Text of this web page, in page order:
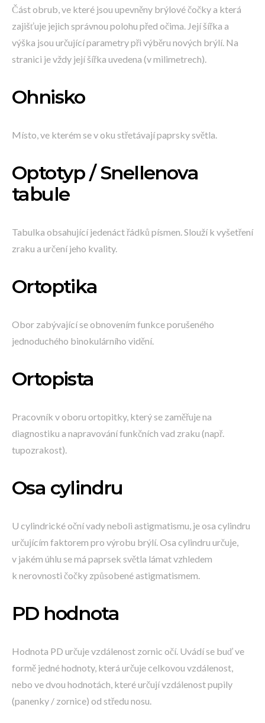
Část obrub, ve které jsou upevněny brýlové čočky a která
zajišťuje jejich správnou polohu před očima. Její šířka a
výška jsou určující parametry při výběru nových brýlí. Na
stranici je vždy její šířka uvedena (v milimetrech).
Ohnisko
Místo, ve kterém se v oku střetávají paprsky světla.
Optotyp / Snellenova
tabule
Tabulka obsahující jedenáct řádků písmen. Slouží k vyšetření
zraku a určení jeho kvality.
Ortoptika
Obor zabývající se obnovením funkce porušeného
jednoduchého binokulárního vidění.
Ortopista
Pracovník v oboru ortopitky, který se zaměřuje na
diagnostiku a napravování funkčních vad zraku (např.
tupozrakost).
Osa cylindru
U cylindrické oční vady neboli astigmatismu, je osa cylindru
určujícím faktorem pro výrobu brýlí. Osa cylindru určuje,
v jakém úhlu se má paprsek světla lámat vzhledem
k nerovnosti čočky způsobené astigmatismem.
PD hodnota
Hodnota PD určuje vzdálenost zornic očí. Uvádí se buď ve
formě jedné hodnoty, která určuje celkovou vzdálenost,
nebo ve dvou hodnotách, které určují vzdálenost pupily
(panenky / zornice) od středu nosu.